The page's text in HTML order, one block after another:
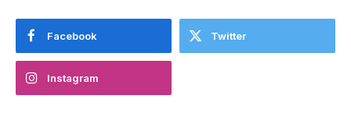
Facebook Twitter
Instagram